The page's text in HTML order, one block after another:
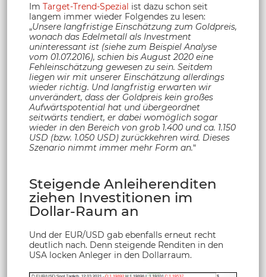
Im Target-Trend-Spezial ist dazu schon seit
langem immer wieder Folgendes zu lesen:
„Unsere langfristige Einschätzung zum Goldpreis,
wonach das Edelmetall als Investment
uninteressant ist (siehe zum Beispiel Analyse
vom 01.07.2016), schien bis August 2020 eine
Fehleinschätzung gewesen zu sein. Seitdem
liegen wir mit unserer Einschätzung allerdings
wieder richtig. Und langfristig erwarten wir
unverändert, dass der Goldpreis kein großes
Aufwärtspotential hat und übergeordnet
seitwärts tendiert, er dabei womöglich sogar
wieder in den Bereich von grob 1.400 und ca. 1.150
USD (bzw. 1.050 USD) zurückkehren wird. Dieses
Szenario nimmt immer mehr Form an.“
Steigende Anleiherenditen
ziehen Investitionen im
Dollar-Raum an
Und der EUR/USD gab ebenfalls erneut recht
deutlich nach. Denn steigende Renditen in den
USA locken Anleger in den Dollarraum.